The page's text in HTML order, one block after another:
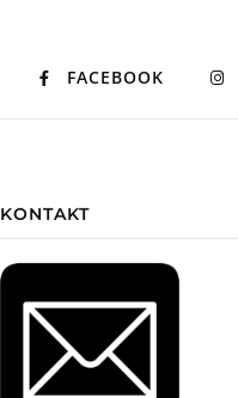
FACEBOOK
KONTAKT